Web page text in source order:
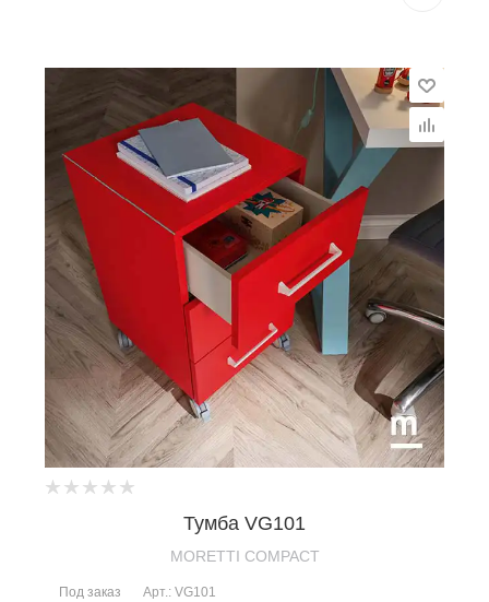
Тумба VG101
MORETTI COMPACT
Под заказ Арт.: VG101